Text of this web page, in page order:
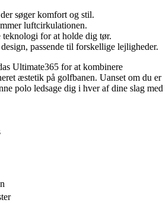
søger komfort og stil.
luftcirkulationen.
teknologi for at holde dig tør.
passende til forskellige lejligheder.
Ultimate365 for at kombinere
æstetik på golfbanen. Uanset om du er
polo ledsage dig i hver af dine slag med